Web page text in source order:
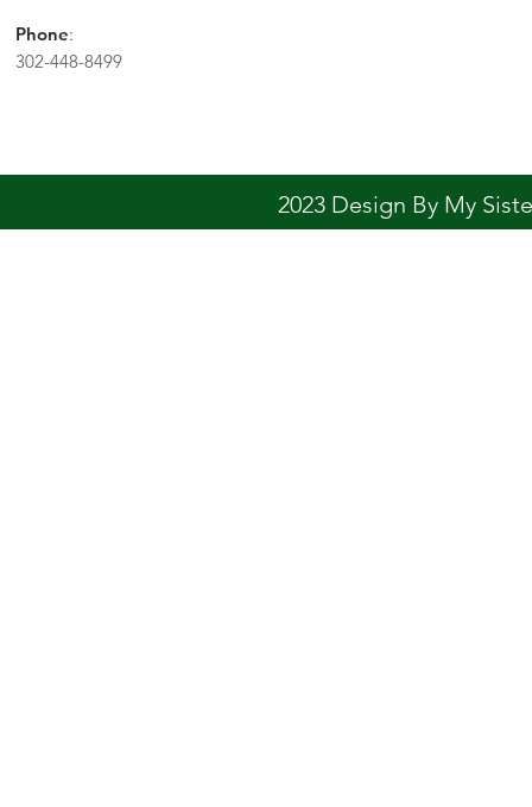
Phone:
302-448-8499
2023 Design By My